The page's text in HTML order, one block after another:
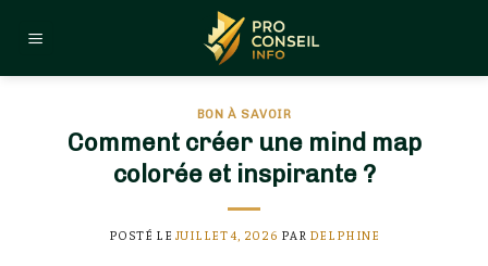
BON À SAVOIR
Comment créer une mind map
colorée et inspirante ?
POSTÉ LE JUILLET 4, 2026 PAR DELPHINE